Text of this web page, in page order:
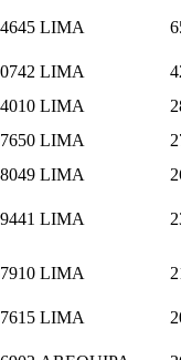
LIMA
LIMA
LIMA
LIMA
LIMA
LIMA
LIMA
LIMA